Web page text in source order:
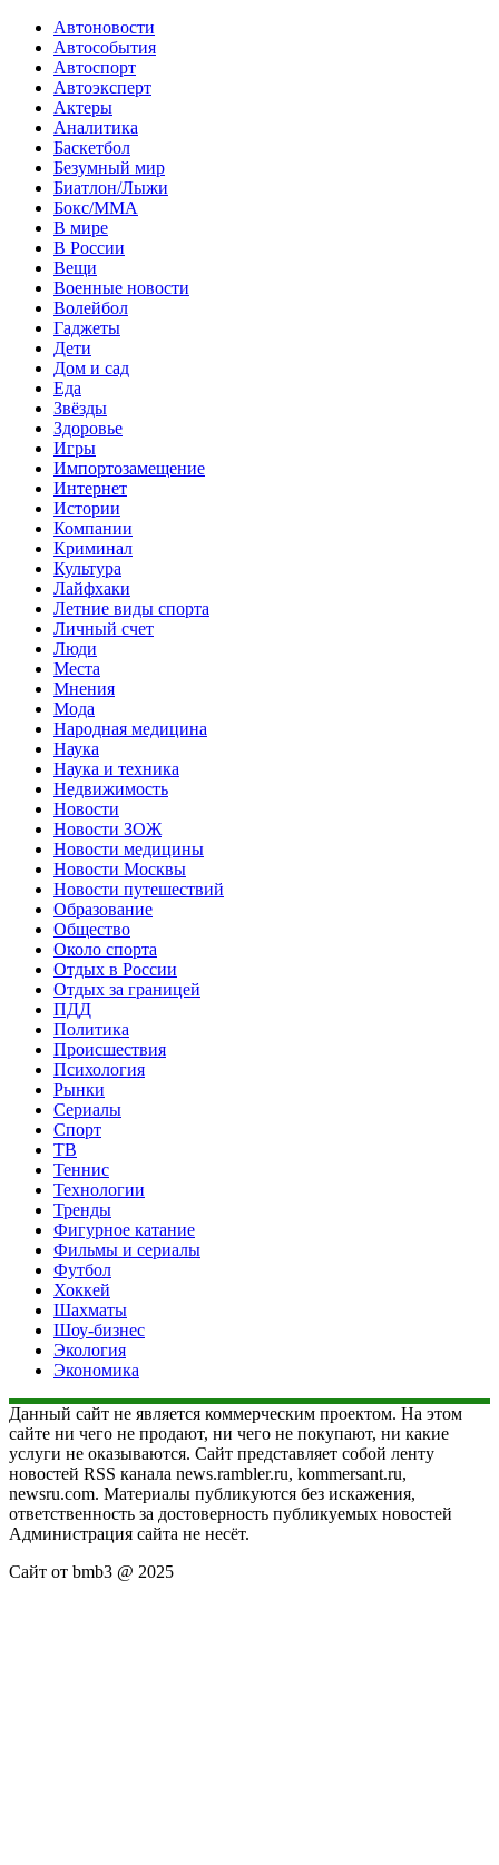
Автоновости
Автособытия
Автоспорт
Автоэксперт
Актеры
Аналитика
Баскетбол
Безумный мир
Биатлон/Лыжи
Бокс/MMA
В мире
В России
Вещи
Военные новости
Волейбол
Гаджеты
Дети
Дом и сад
Еда
Звёзды
Здоровье
Игры
Импортозамещение
Интернет
Истории
Компании
Криминал
Культура
Лайфхаки
Летние виды спорта
Личный счет
Люди
Места
Мнения
Мода
Народная медицина
Наука
Наука и техника
Недвижимость
Новости
Новости ЗОЖ
Новости медицины
Новости Москвы
Новости путешествий
Образование
Общество
Около спорта
Отдых в России
Отдых за границей
ПДД
Политика
Происшествия
Психология
Рынки
Сериалы
Спорт
ТВ
Теннис
Технологии
Тренды
Фигурное катание
Фильмы и сериалы
Футбол
Хоккей
Шахматы
Шоу-бизнес
Экология
Экономика
Данный сайт не является коммерческим проектом. На этом
сайте ни чего не продают, ни чего не покупают, ни какие
услуги не оказываются. Сайт представляет собой ленту
новостей RSS канала news.rambler.ru, kommersant.ru,
newsru.com. Материалы публикуются без искажения,
ответственность за достоверность публикуемых новостей
Администрация сайта не несёт.
Сайт от bmb3 @ 2025